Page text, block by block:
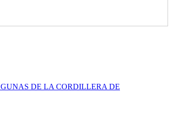
DE LA CORDILLERA DE